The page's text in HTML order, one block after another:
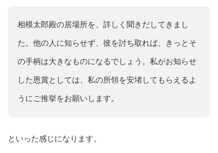
相模太郎殿の居場所を、詳しく聞きだしてきまし
た。他の人に知らせず、彼を討ち取れば、きっとそ
の手柄は大きなものになるでしょう。私がお知らせ
した恩賞としては、私の所領を安堵してもらえるよ
うにご推挙をお願いします。
といった感じになります。